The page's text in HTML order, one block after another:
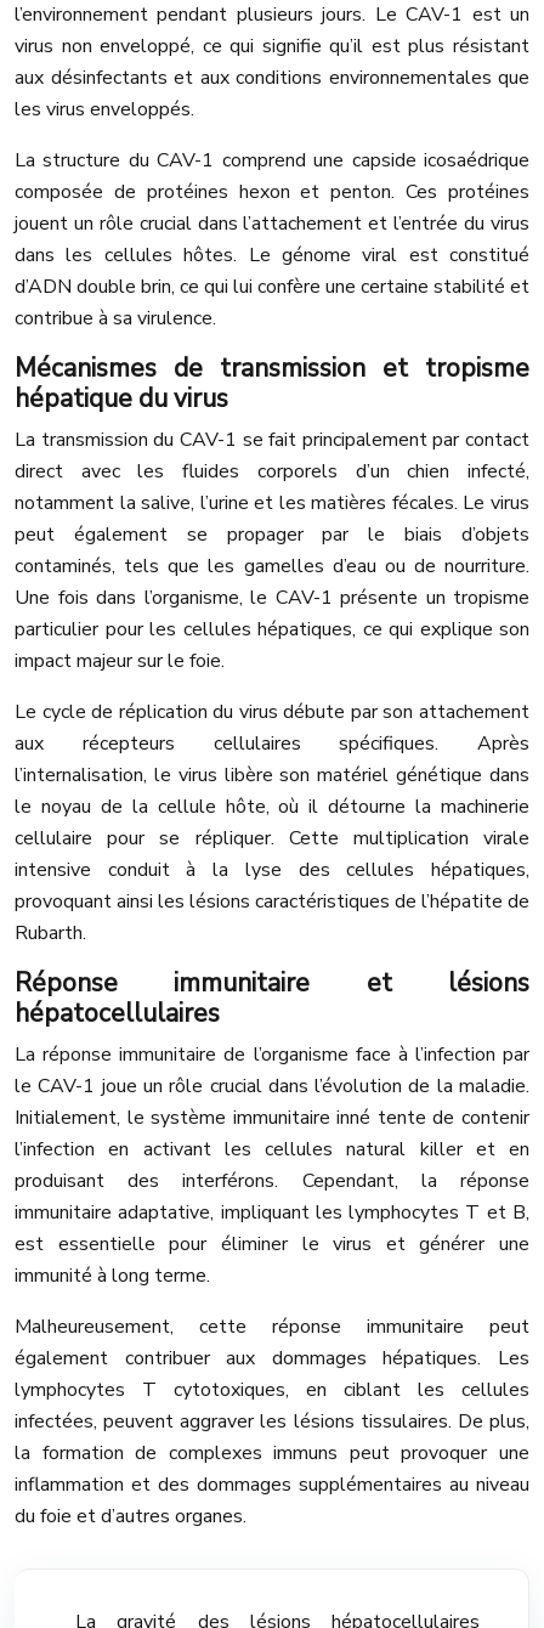
l’environnement pendant plusieurs jours. Le CAV-1 est un
virus non enveloppé, ce qui signifie qu’il est plus résistant
aux désinfectants et aux conditions environnementales que
les virus enveloppés.
La structure du CAV-1 comprend une capside icosaédrique
composée de protéines hexon et penton. Ces protéines
jouent un rôle crucial dans l’attachement et l’entrée du virus
dans les cellules hôtes. Le génome viral est constitué
d’ADN double brin, ce qui lui confère une certaine stabilité et
contribue à sa virulence.
Mécanismes de transmission et tropisme
hépatique du virus
La transmission du CAV-1 se fait principalement par contact
direct avec les fluides corporels d’un chien infecté,
notamment la salive, l’urine et les matières fécales. Le virus
peut également se propager par le biais d’objets
contaminés, tels que les gamelles d’eau ou de nourriture.
Une fois dans l’organisme, le CAV-1 présente un tropisme
particulier pour les cellules hépatiques, ce qui explique son
impact majeur sur le foie.
Le cycle de réplication du virus débute par son attachement
aux récepteurs cellulaires spécifiques. Après
l’internalisation, le virus libère son matériel génétique dans
le noyau de la cellule hôte, où il détourne la machinerie
cellulaire pour se répliquer. Cette multiplication virale
intensive conduit à la lyse des cellules hépatiques,
provoquant ainsi les lésions caractéristiques de l’hépatite de
Rubarth.
Réponse immunitaire et lésions
hépatocellulaires
La réponse immunitaire de l’organisme face à l’infection par
le CAV-1 joue un rôle crucial dans l’évolution de la maladie.
Initialement, le système immunitaire inné tente de contenir
l’infection en activant les cellules natural killer et en
produisant des interférons. Cependant, la réponse
immunitaire adaptative, impliquant les lymphocytes T et B,
est essentielle pour éliminer le virus et générer une
immunité à long terme.
Malheureusement, cette réponse immunitaire peut
également contribuer aux dommages hépatiques. Les
lymphocytes T cytotoxiques, en ciblant les cellules
infectées, peuvent aggraver les lésions tissulaires. De plus,
la formation de complexes immuns peut provoquer une
inflammation et des dommages supplémentaires au niveau
du foie et d’autres organes.
La gravité des lésions hépatocellulaires